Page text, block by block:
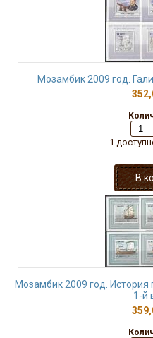
Мозамбик 2009 год.
1
Мозамбик 2009 год. История
1-й